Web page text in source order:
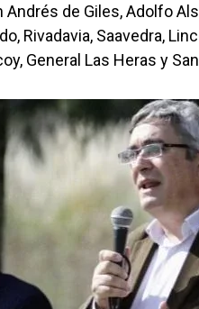
Andrés de Giles, Adolfo
Rivadavia, Saavedra,
General Las Heras y